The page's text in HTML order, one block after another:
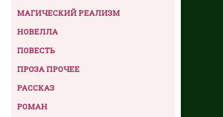
МАГИЧЕСКИЙ РЕАЛИЗМ
НОВЕЛЛА
ПОВЕСТЬ
ПРОЗА ПРОЧЕЕ
РАССКАЗ
РОМАН